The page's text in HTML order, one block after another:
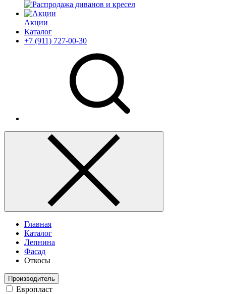
Акции
Каталог
+7 (911) 727-00-30
Главная
Каталог
Лепнина
Фасад
Откосы
Производитель
Европласт